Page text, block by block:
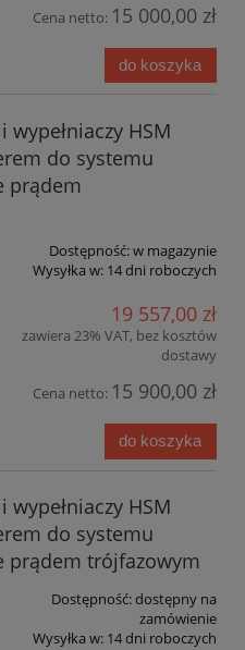
Cena netto: 15 000,00 zł
do koszyka
HSM
do systemu
prądem
Dostępność:w magazynie
Wysyłka w: 14 dni roboczych
19 557,00 zł
zawiera 23% VAT, bez kosztów
dostawy
Cena netto: 15 900,00 zł
do koszyka
HSM
do systemu
prądem trójfazowym
Dostępność:dostępny na
zamówienie
Wysyłka w: 14 dni roboczych